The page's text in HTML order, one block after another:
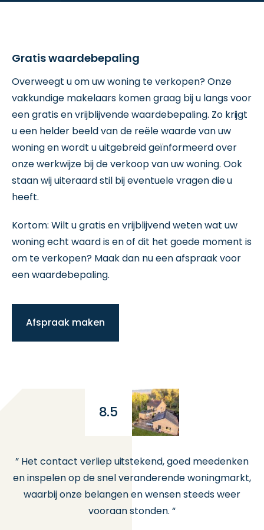
Gratis waardebepaling
Overweegt u om uw woning te verkopen? Onze
vakkundige makelaars komen graag bij u langs voor
een gratis en vrijblijvende waardebepaling. Zo krijgt
u een helder beeld van de reële waarde van uw
woning en wordt u uitgebreid geïnformeerd over
onze werkwijze bij de verkoop van uw woning. Ook
staan wij uiteraard stil bij eventuele vragen die u
heeft.
Kortom: Wilt u gratis en vrijblijvend weten wat uw
woning echt waard is en of dit het goede moment is
om te verkopen? Maak dan nu een afspraak voor
een waardebepaling.
Afspraak maken
8.5
” Het contact verliep uitstekend, goed meedenken
en inspelen op de snel veranderende woningmarkt,
waarbij onze belangen en wensen steeds weer
vooraan stonden. “